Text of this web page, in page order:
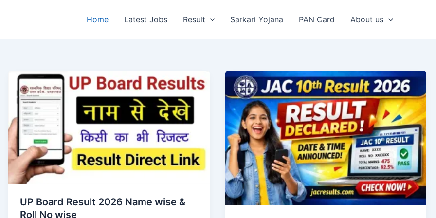
Home Latest Jobs Result Sarkari Yojana PAN Card About us
UP Board Result 2026 Name wise &
Roll No wise